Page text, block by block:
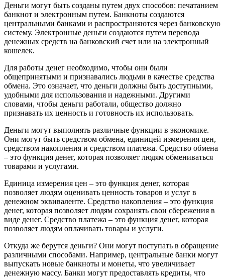
Деньги могут быть созданы путем двух способов: печатанием
банкнот и электронным путем. Банкноты создаются
центральными банками и распространяются через банковскую
систему. Электронные деньги создаются путем перевода
денежных средств на банковский счет или на электронный
кошелек.
Для работы денег необходимо, чтобы они были
общепринятыми и признавались людьми в качестве средства
обмена. Это означает, что деньги должны быть доступными,
удобными для использования и надежными. Другими
словами, чтобы деньги работали, общество должно
признавать их ценность и готовность их использовать.
Деньги могут выполнять различные функции в экономике.
Они могут быть средством обмена, единицей измерения цен,
средством накопления и средством платежа. Средство обмена
– это функция денег, которая позволяет людям обмениваться
товарами и услугами.
Единица измерения цен – это функция денег, которая
позволяет людям оценивать ценность товаров и услуг в
денежном эквиваленте. Средство накопления – это функция
денег, которая позволяет людям сохранять свои сбережения в
виде денег. Средство платежа – это функция денег, которая
позволяет людям оплачивать товары и услуги.
Откуда же берутся деньги? Они могут поступать в обращение
различными способами. Например, центральные банки могут
выпускать новые банкноты и монеты, что увеличивает
денежную массу. Банки могут предоставлять кредиты, что